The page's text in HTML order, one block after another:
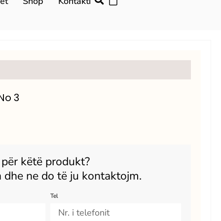
3
këtë produkt?
ne do të ju kontaktojm.
Tel